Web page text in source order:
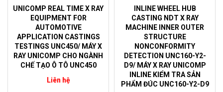
UNICOMP REAL TIME X RAY
EQUIPMENT FOR
AUTOMOTIVE
APPLICATION CASTINGS
TESTINGS UNC450/ MÁY X
RAY UNICOMP CHO NGÀNH
CHẾ TẠO Ô TÔ UNC450
Liên hệ
INLINE WHEEL HUB
CASTING NDT X RAY
MACHINE INNER OUTER
STRUCTURE
NONCONFORMITY
DETECTION UNC160-Y2-
D9/ MÁY X RAY UNICOMP
INLINE KIỂM TRA SẢN
PHẨM ĐÚC UNC160-Y2-D9